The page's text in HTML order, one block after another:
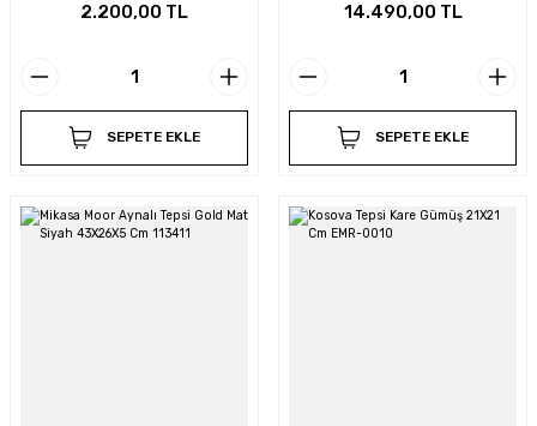
2.200,00 TL
SEPETE EKLE
14.490,00 TL
SEPETE EKLE